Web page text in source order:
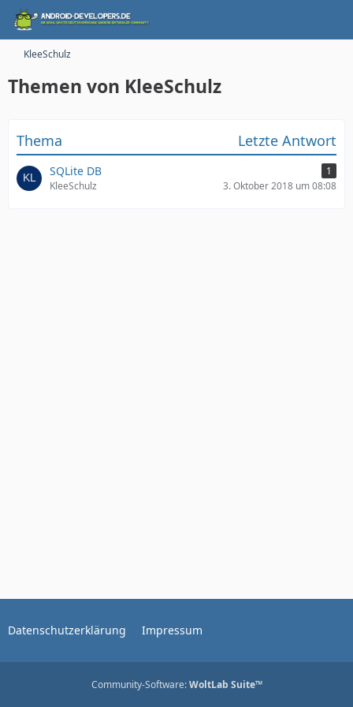
KleeSchulz
Themen von KleeSchulz
Thema Letzte Antwort
SQLite DB
1
KleeSchulz
3. Oktober 2018 um 08:08
Datenschutzerklärung Impressum
Community-Software:WoltLab Suite™